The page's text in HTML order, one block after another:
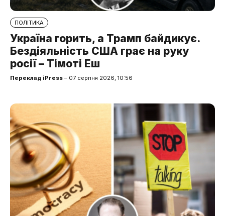
ПОЛІТИКА
Україна горить, а Трамп байдикує.
Бездіяльність США грає на руку
росії – Тімоті Еш
Переклад iPress – 07 серпня 2026, 10:56